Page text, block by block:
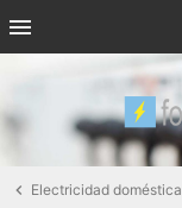
Electricidad doméstica